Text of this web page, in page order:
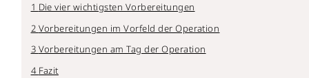
Die vier wichtigsten Vorbereitungen
Vorbereitungen im Vorfeld der Operation
Vorbereitungen am Tag der Operation
Fazit